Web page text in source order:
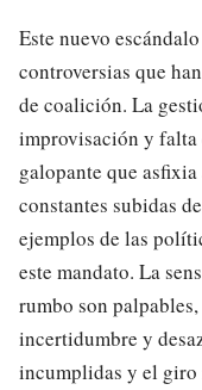
Este nuevo
controversias que
de coalición. La
improvisación y falta
galopante que
constantes subidas
ejemplos de las
este mandato. La
rumbo son
incertidumbre y
incumplidas y el